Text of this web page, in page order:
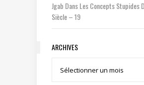
Jgab DansLes Concepts Stupides
Siècle – 19
ARCHIVES
Archives